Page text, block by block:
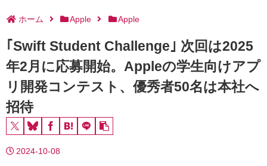
ホーム Apple Apple
｢Swift Student Challenge｣ 次回は2025
年2月に応募開始。Appleの学生向けアプ
リ開発コンテスト、優秀者50名は本社へ
招待
2024-10-08